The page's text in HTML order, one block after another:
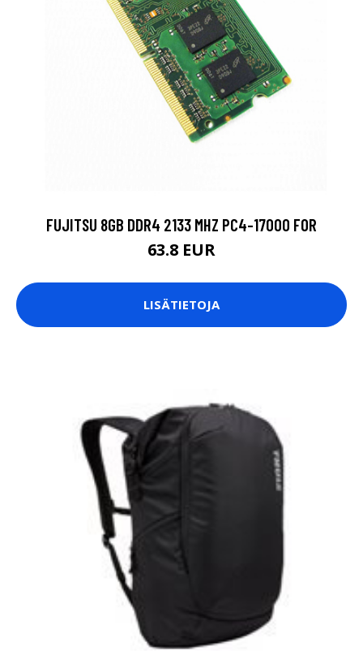
FUJITSU 8GB DDR4 2133 MHZ PC4-17000 FOR
63.8 EUR
LISÄTIETOJA